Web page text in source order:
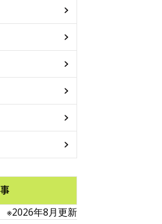
※2026年8月更新